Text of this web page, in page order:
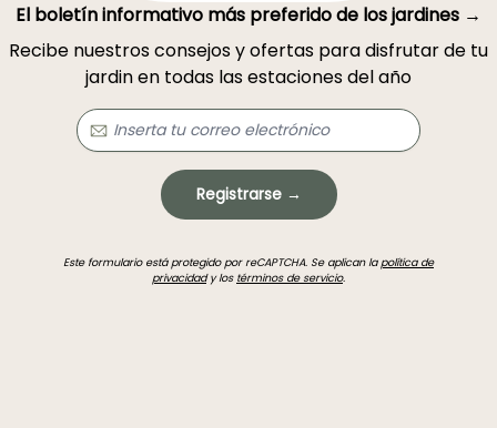
El boletín informativo más preferido de los jardines →
Recibe nuestros consejos y ofertas para disfrutar de tu
jardin en todas las estaciones del año
Registrarse →
Este formulario está protegido por reCAPTCHA. Se aplican lapolítica de
privacidady los términos de servicio.